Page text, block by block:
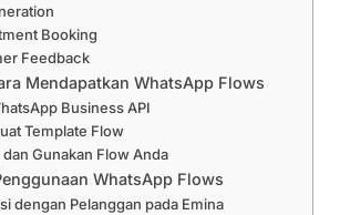
Booking
Feedback
Mendapatkan WhatsApp Flows
Business API
Template Flow
dan Gunakan Flow Anda
WhatsApp Flows
dengan Pelanggan pada Emina